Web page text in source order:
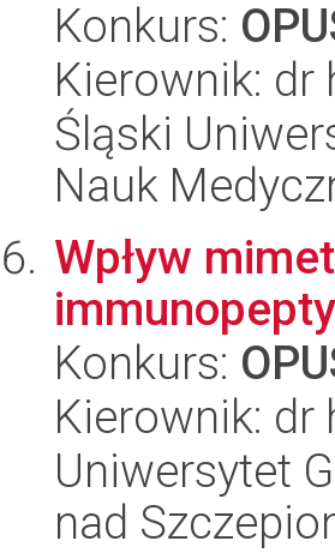
Konkurs:
Kierownik: dr
Śląski
Nauk
Wpływ
Konkurs:
Kierownik: dr
Uniwersytet
nad